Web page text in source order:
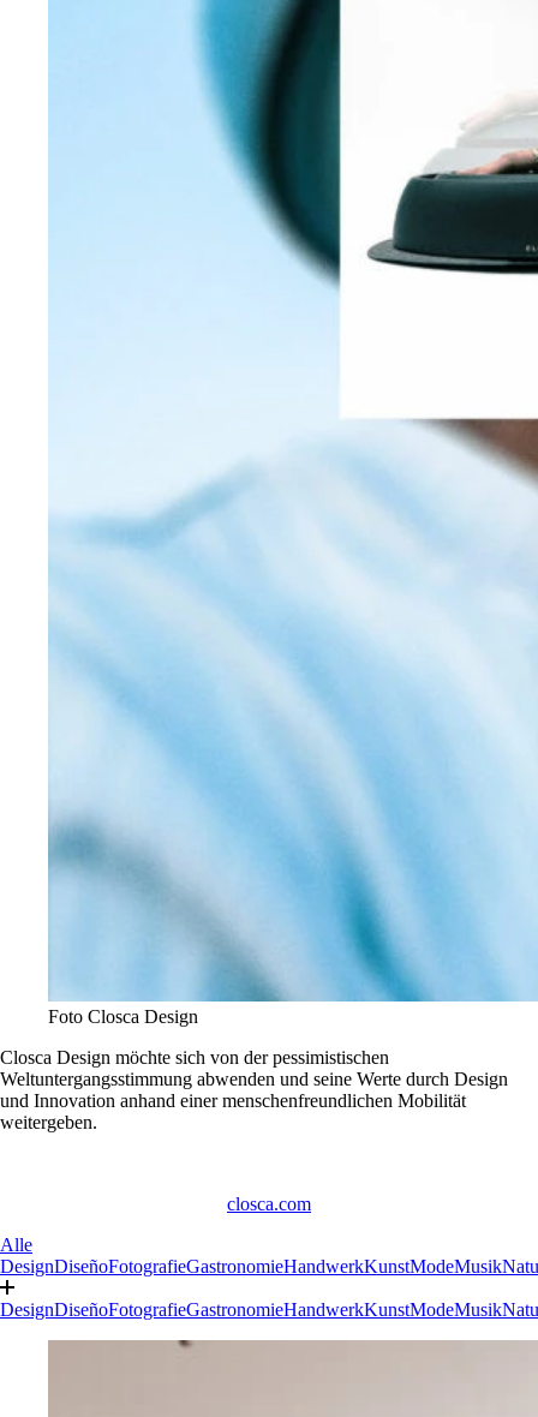
Foto Closca Design
Closca Design möchte sich von der pessimistischen
Weltuntergangsstimmung abwenden und seine Werte durch Design
und Innovation anhand einer menschenfreundlichen Mobilität
weitergeben.
closca.com
Alle
DesignDiseñoFotografieGastronomieHandwerkKunstModeMusik
DesignDiseñoFotografieGastronomieHandwerkKunstModeMusik